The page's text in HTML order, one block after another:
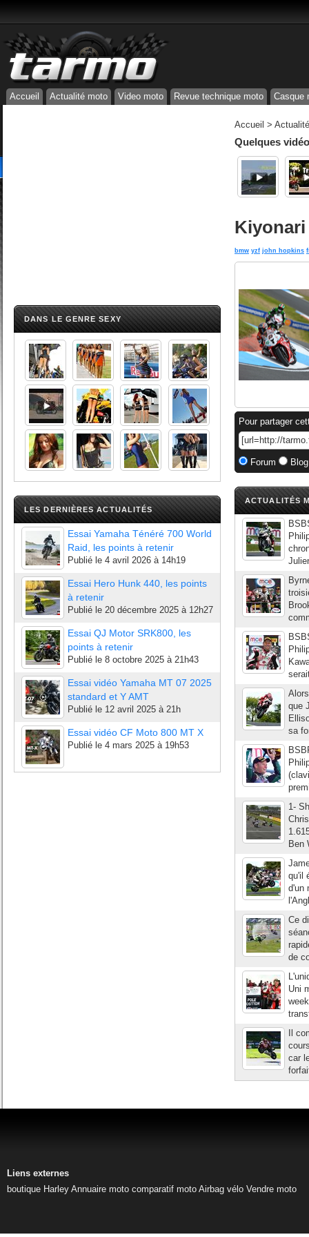
Accueil Actualité moto Video moto Revue technique moto Casque
DANS LE GENRE SEXY
LES DERNIÈRES ACTUALITÉS
Essai Yamaha Ténéré 700 World
Raid, les points à retenir
Publié le 4 avril 2026 à 14h19
Essai Hero Hunk 440, les points
à retenir
Publié le 20 décembre 2025 à 12h27
Essai QJ Motor SRK800, les
points à retenir
Publié le 8 octobre 2025 à 21h43
Essai vidéo Yamaha MT 07 2025
standard et Y AMT
Publié le 12 avril 2025 à 21h
Essai vidéo CF Moto 800 MT X
Publié le 4 mars 2025 à 19h53
Accueil >
Quelques
Kiyonari
bmw yzf john hopkins
Pour partager
Forum
ACTUALITÉS
que
sa
1-
Ben
qu'il
d'un
Ce
de
Uni
Il
car
Liens externes
boutique Harley Annuaire moto comparatif moto Airbag vélo Vendre moto